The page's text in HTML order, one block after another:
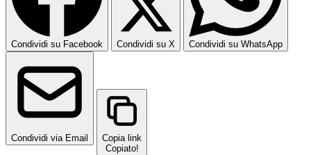
Condividi su Facebook Condividi su X Condividi su WhatsApp
Condividi via Email
Copia link
Copiato!